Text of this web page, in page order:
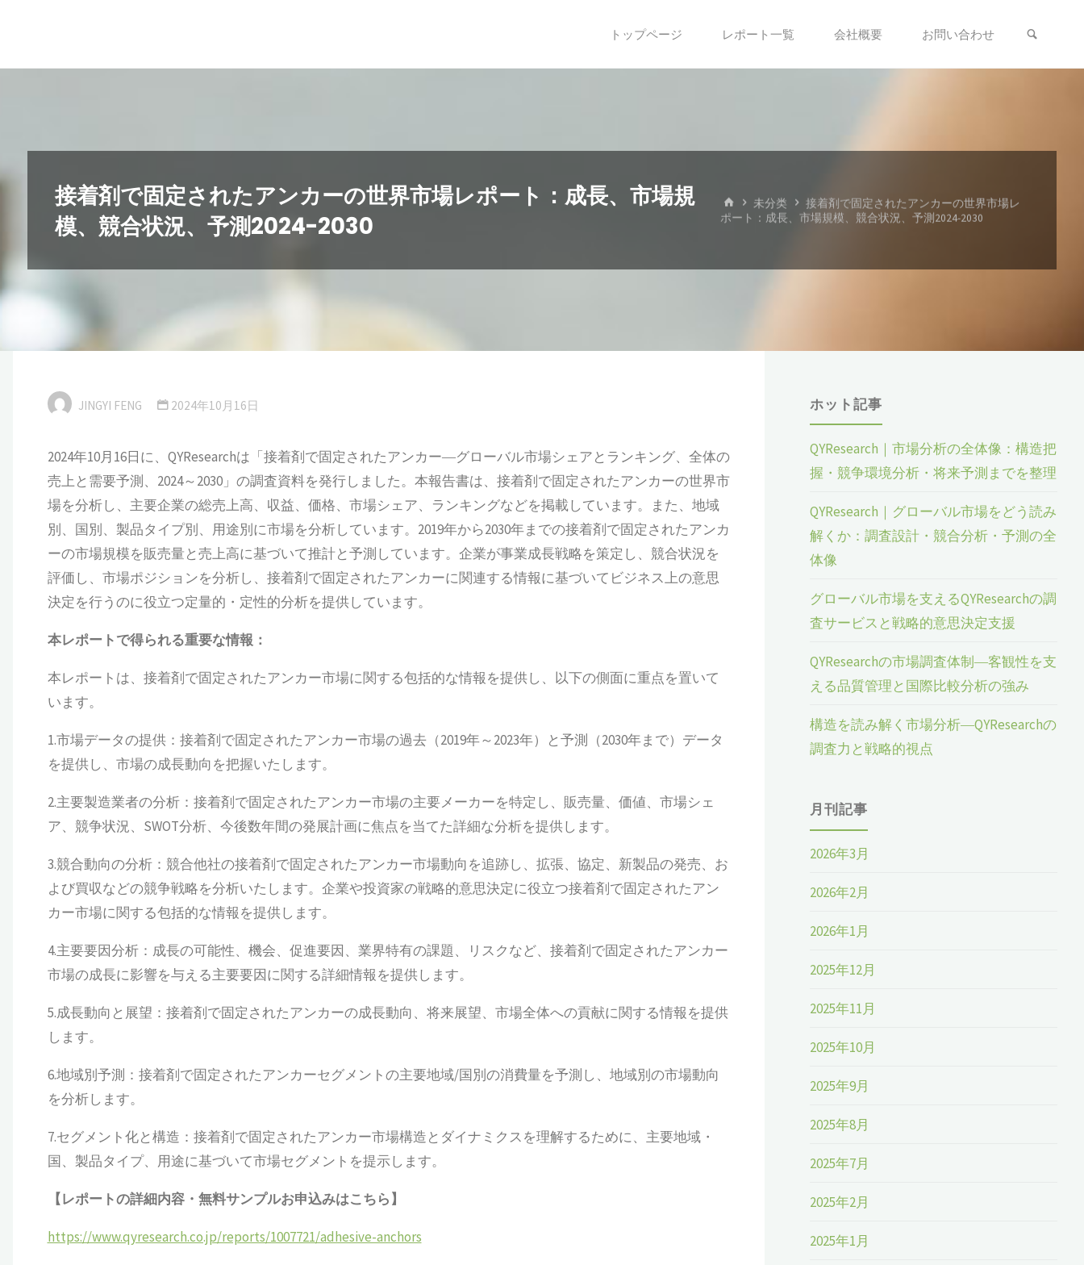
キ
トップページ レポート一覧 会社概要 お問い合わせ
接着剤で固定されたアンカーの世界市場レポート：成長、市場規
模、競合状況、予測2024-2030
ホ
ー
未分类
接着剤で固定されたアンカーの世界市場レ
ポート：成長、市場規模、競合状況、予測2024-2030
JINGYI FENG 2024年10月16日
2024年10月16日に、QYResearchは「接着剤で固定されたアンカー―グローバル市場シェアとランキング、全体の
売上と需要予測、2024～2030」の調査資料を発行しました。本報告書は、接着剤で固定されたアンカーの世界市
場を分析し、主要企業の総売上高、収益、価格、市場シェア、ランキングなどを掲載しています。また、地域
別、国別、製品タイプ別、用途別に市場を分析しています。2019年から2030年までの接着剤で固定されたアンカ
ーの市場規模を販売量と売上高に基づいて推計と予測しています。企業が事業成長戦略を策定し、競合状況を
評価し、市場ポジションを分析し、接着剤で固定されたアンカーに関連する情報に基づいてビジネス上の意思
決定を行うのに役立つ定量的・定性的分析を提供しています。
本レポートで得られる重要な情報：
本レポートは、接着剤で固定されたアンカー市場に関する包括的な情報を提供し、以下の側面に重点を置いて
います。
1.市場データの提供：接着剤で固定されたアンカー市場の過去（2019年～2023年）と予測（2030年まで）データ
を提供し、市場の成長動向を把握いたします。
2.主要製造業者の分析：接着剤で固定されたアンカー市場の主要メーカーを特定し、販売量、価値、市場シェ
ア、競争状況、SWOT分析、今後数年間の発展計画に焦点を当てた詳細な分析を提供します。
3.競合動向の分析：競合他社の接着剤で固定されたアンカー市場動向を追跡し、拡張、協定、新製品の発売、お
よび買収などの競争戦略を分析いたします。企業や投資家の戦略的意思決定に役立つ接着剤で固定されたアン
カー市場に関する包括的な情報を提供します。
4.主要要因分析：成長の可能性、機会、促進要因、業界特有の課題、リスクなど、接着剤で固定されたアンカー
市場の成長に影響を与える主要要因に関する詳細情報を提供します。
5.成長動向と展望：接着剤で固定されたアンカーの成長動向、将来展望、市場全体への貢献に関する情報を提供
します。
6.地域別予測：接着剤で固定されたアンカーセグメントの主要地域/国別の消費量を予測し、地域別の市場動向
を分析します。
7.セグメント化と構造：接着剤で固定されたアンカー市場構造とダイナミクスを理解するために、主要地域・
国、製品タイプ、用途に基づいて市場セグメントを提示します。
【レポートの詳細内容・無料サンプルお申込みはこちら】
https://www.qyresearch.co.jp/reports/1007721/adhesive-anchors
ホット記事
QYResearch｜市場分析の全体像：構造把
握・競争環境分析・将来予測までを整理
QYResearch｜グローバル市場をどう読み
解くか：調査設計・競合分析・予測の全
体像
グローバル市場を支えるQYResearchの調
査サービスと戦略的意思決定支援
QYResearchの市場調査体制―客観性を支
える品質管理と国際比較分析の強み
構造を読み解く市場分析―QYResearchの
調査力と戦略的視点
月刊記事
2026年3月
2026年2月
2026年1月
2025年12月
2025年11月
2025年10月
2025年9月
2025年8月
2025年7月
2025年2月
2025年1月